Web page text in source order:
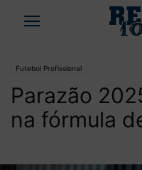
Futebol Profissional
Parazão
na fórmula